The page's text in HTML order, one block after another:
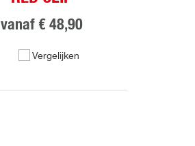
vanaf € 48,90
Vergelijken